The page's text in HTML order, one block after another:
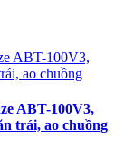
ABT-100V3,
trái, ao chuồng